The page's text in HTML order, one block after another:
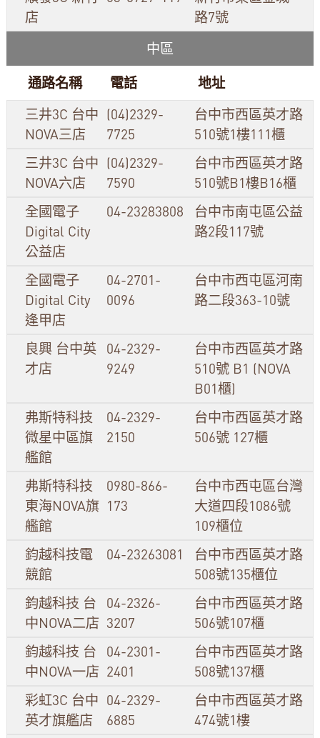
店
路7號
中區
通路名稱
電話
地址
三井3C 台中
NOVA三店
(04)2329-
7725
台中市西區英才路
510號1樓111櫃
三井3C 台中
NOVA六店
(04)2329-
7590
台中市西區英才路
510號B1樓B16櫃
全國電子
Digital City
公益店
04-23283808
台中市南屯區公益
路2段117號
全國電子
Digital City
逢甲店
04-2701-
0096
台中市西屯區河南
路二段363-10號
良興 台中英
才店
04-2329-
9249
台中市西區英才路
510號 B1 (NOVA
B01櫃)
弗斯特科技
微星中區旗
艦館
04-2329-
2150
台中市西區英才路
506號 127櫃
弗斯特科技
東海NOVA旗
艦館
0980-866-
173
台中市西屯區台灣
大道四段1086號
109櫃位
鈞越科技電
競館
04-23263081
台中市西區英才路
508號135櫃位
鈞越科技 台
中NOVA二店
04-2326-
3207
台中市西區英才路
506號107櫃
鈞越科技 台
中NOVA一店
04-2301-
2401
台中市西區英才路
508號137櫃
彩虹3C 台中
英才旗艦店
04-2329-
6885
台中市西區英才路
474號1樓